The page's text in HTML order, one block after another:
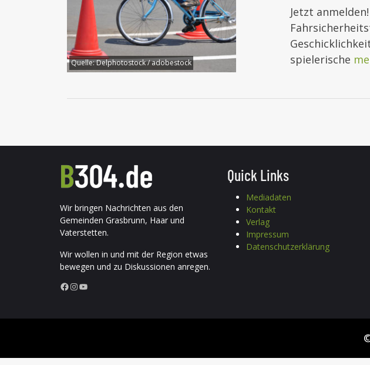
Quelle:Delphotostock / adobestock
Jetzt
spielerische
Wir bringen Nachrichten aus den
Gemeinden Grasbrunn, Haar und
Vaterstetten.
Wir wollen in und mit der Region etwas
bewegen und zu Diskussionen anregen.
Facebook InstagramYouTube
Quick Links
Mediadaten
Kontakt
Verlag
Impressum
Datenschutzerklärung